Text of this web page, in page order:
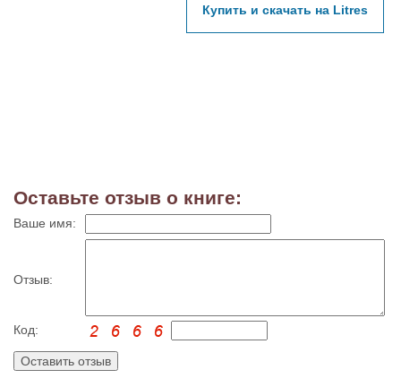
Купить и скачать на Litres
Оставьте отзыв о книге:
Ваше имя:
Отзыв:
Код: